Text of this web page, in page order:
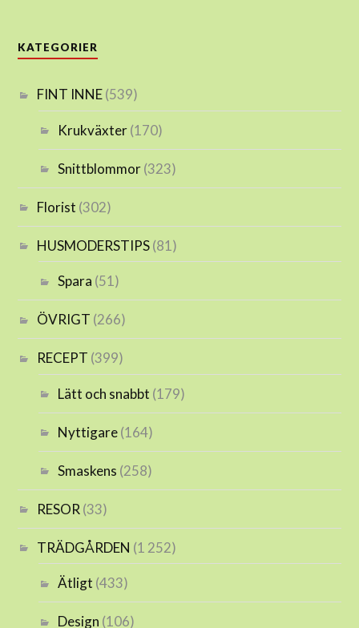
KATEGORIER
FINT INNE(539)
Krukväxter(170)
Snittblommor(323)
Florist (302)
HUSMODERSTIPS(81)
Spara (51)
ÖVRIGT (266)
RECEPT (399)
Lätt och snabbt (179)
Nyttigare(164)
Smaskens (258)
RESOR (33)
TRÄDGÅRDEN (1 252)
Ätligt (433)
Design (106)